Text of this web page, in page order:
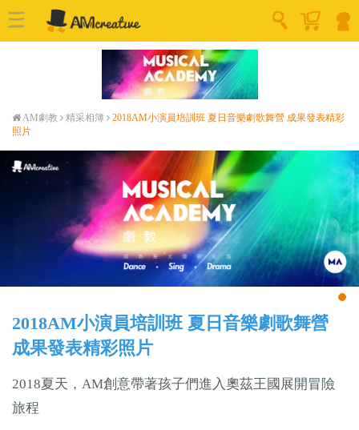
AM劇教 精采相簿
2018AM小演員培訓班 夏日音樂劇歌舞營 成果發表精彩
照片
2018AM小演員培訓班 夏日音樂劇歌舞營
成果發表精彩照片
2018夏天，AM創意帶著孩子們進入奧茲王國展開冒險
旅程